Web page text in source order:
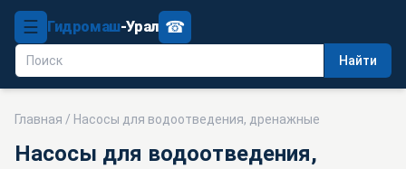
☰ Гидромаш-Урал
Найти
☎
Главная / Насосы для водоотведения, дренажные
Насосы для водоотведения,